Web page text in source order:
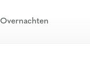
Overnachten